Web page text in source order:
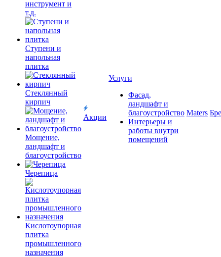
инструмент и
т.д.
Ступени и
напольная
плитка
Cтеклянный
кирпич
Мощение,
ландшафт и
благоустройство
Черепица
Кислотоупорная
плитка
промышленного
назначения
Акции
Услуги
Фасад,
ландшафт и
благоустройство
Интерьеры и
работы внутри
помещений
Maters